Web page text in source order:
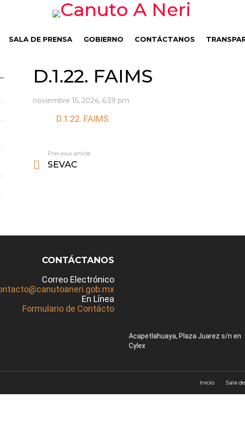
SALA DE PRENSA GOBIERNO CONTÁCTANOS
D.1.22. FAIMS
noviembre 15, 2024, 6:39 pm
D.1.22. FAIMS
more
Previous article
SEVAC
CONTÁCTANOS
Correo Electrónico
En Línea
Formulario de Contácto
Acapetlahuaya, Plaza Juarez s/n en
Cylex
Inicio Sala